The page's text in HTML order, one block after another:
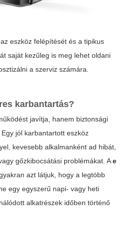
eszköz felépítését és a tipikus
saját kezűleg is meg lehet oldani
a szerviz számára.
karbantartás?
javítja, hanem biztonsági
jól karbantartott eszköz
kevesebb alkalmanként ad hibát,
gőzkibocsátási problémákat. Ae
azt látjuk, hogy a legtöbb
egy egyszerű napi- vagy heti
alkatrészek időben történő